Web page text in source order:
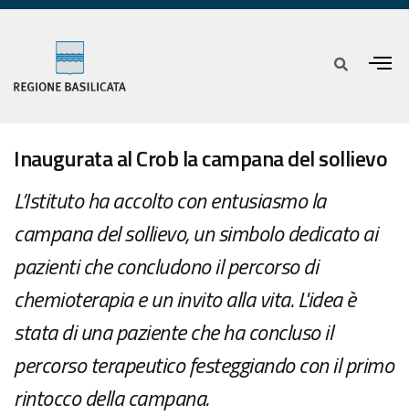
Inaugurata al Crob la campana del sollievo
L’Istituto ha accolto con entusiasmo la
campana del sollievo, un simbolo dedicato ai
pazienti che concludono il percorso di
chemioterapia e un invito alla vita. L'idea è
stata di una paziente che ha concluso il
percorso terapeutico festeggiando con il primo
rintocco della campana.